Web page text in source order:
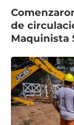
de
Maquinista